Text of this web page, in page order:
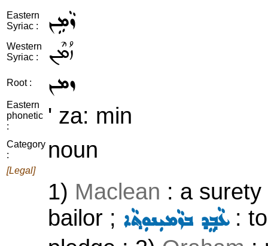
Eastern
Syriac :
ܙܵܡܹܢ
Western
Syriac :
ܙܳܡܶܢ
Root : ܙܡܢ
Eastern
phonetic
:
' za: min
Category
:
noun
[Legal]
1) Maclean : a
bailor ; ܥܵܒ݂ܸܕ ܒܙܵܡܝܼܢܘܼܬ݂ܵܐ: to